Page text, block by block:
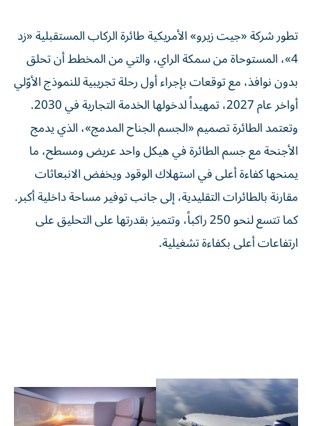
تطور شركة «جيت زيرو» الأمريكية طائرة الركاب المستقبلية «زد
4»، المستوحاة من سمكة الراي، والتي من المخطط أن تحلق
بدون نوافذ، مع توقعات بإجراء أول رحلة تجريبية للنموذج الأوّلي
أواخر عام 2027، تمهيداً لدخولها الخدمة التجارية في 2030.
وتعتمد الطائرة تصميم «الجسم الجناح المدمج»، الذي يدمج
الأجنحة مع جسم الطائرة في هيكل واحد عريض ومسطح، ما
يمنحها كفاءة أعلى في استهلاك الوقود ويخفض الانبعاثات
مقارنة بالطائرات التقليدية، إلى جانب توفير مساحة داخلية أكبر.
كما تتسع لنحو 250 راكباً، وتتميز بقدرتها على التحليق على
ارتفاعات أعلى بكفاءة تشغيلية.